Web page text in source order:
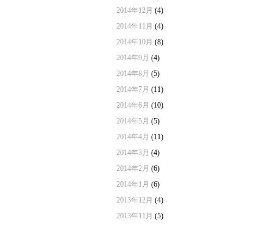
2014年12月 (4)
2014年11月 (4)
2014年10月 (8)
2014年9月 (4)
2014年8月 (5)
2014年7月 (11)
2014年6月 (10)
2014年5月 (5)
2014年4月 (11)
2014年3月 (4)
2014年2月 (6)
2014年1月 (6)
2013年12月 (4)
2013年11月 (5)